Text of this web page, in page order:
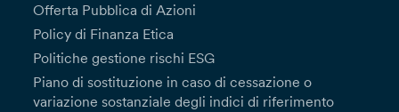
Offerta Pubblica di Azioni
Policy di Finanza Etica
Politiche gestione rischi ESG
Piano di sostituzione in caso di cessazione o
variazione sostanziale degli indici di riferimento